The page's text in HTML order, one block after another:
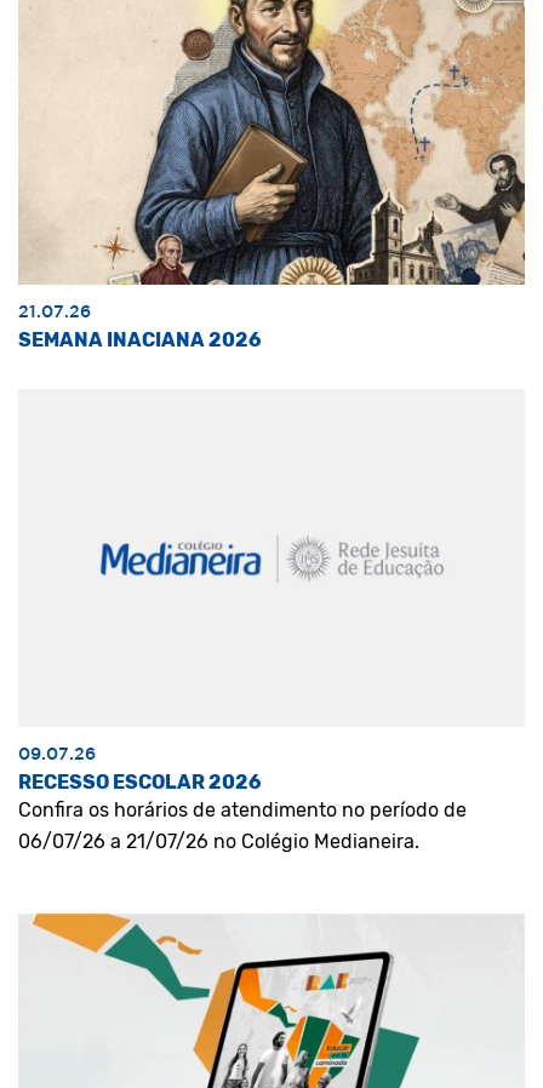
21.07.26
SEMANA INACIANA 2026
09.07.26
RECESSO ESCOLAR 2026
Confira os horários de atendimento no período de
06/07/26 a 21/07/26 no Colégio Medianeira.